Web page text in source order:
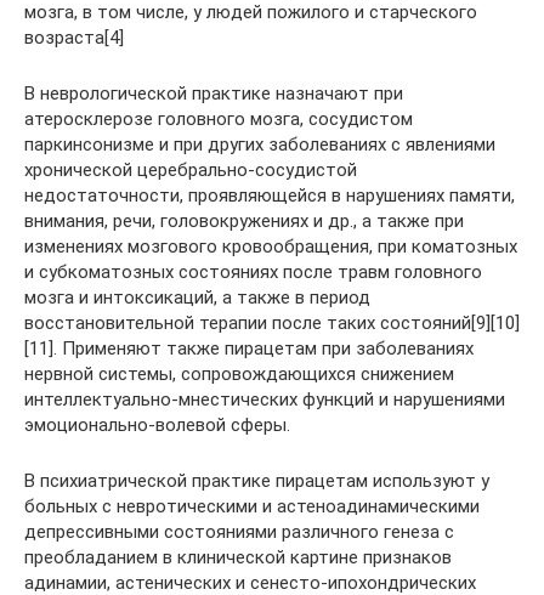
мозга, в том числе, у людей пожилого и старческого
возраста[4]
В неврологической практике назначают при
атеросклерозе головного мозга, сосудистом
паркинсонизме и при других заболеваниях с явлениями
хронической церебрально-сосудистой
недостаточности, проявляющейся в нарушениях памяти,
внимания, речи, головокружениях и др., а также при
изменениях мозгового кровообращения, при коматозных
и субкоматозных состояниях после травм головного
мозга и интоксикаций, а также в период
восстановительной терапии после таких состояний[9][10]
[11]. Применяют также пирацетам при заболеваниях
нервной системы, сопровождающихся снижением
интеллектуально-мнестических функций и нарушениями
эмоционально-волевой сферы.
В психиатрической практике пирацетам используют у
больных с невротическими и астеноадинамическими
депрессивными состояниями различного генеза с
преобладанием в клинической картине признаков
адинамии, астенических и сенесто-ипохондрических